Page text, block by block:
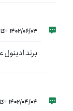
1402/06/03
برند
1402/04/04